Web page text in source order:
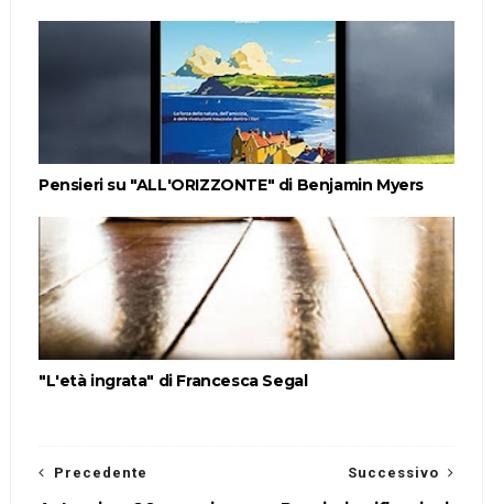
Pensieri su "ALL'ORIZZONTE" di Benjamin Myers
"L'età ingrata" di Francesca Segal
Successivo
Precedente